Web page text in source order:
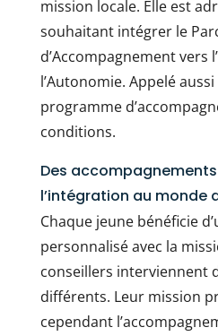
mission locale. Elle est
souhaitant intégrer le
d’Accompagnement vers
l’Autonomie. Appelé aussi
programme
conditions.
Des
l’intégration au monde
Chaque jeune bénéficie
personnalisé avec la
conseillers interviennent
différents. Leur mission
cependant